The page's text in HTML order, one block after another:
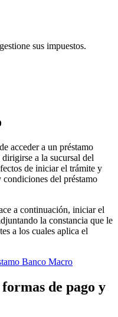
sus impuestos.
acceder a un préstamo
a la sucursal del
de iniciar el trámite y
condiciones del préstamo
a continuación, iniciar el
la constancia que le
a los cuales aplica el
Banco Macro
de pago y